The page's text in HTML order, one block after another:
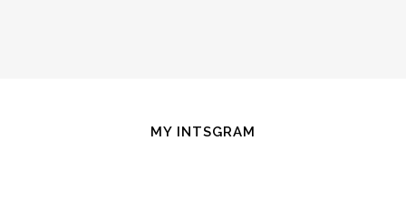
MY INTSGRAM